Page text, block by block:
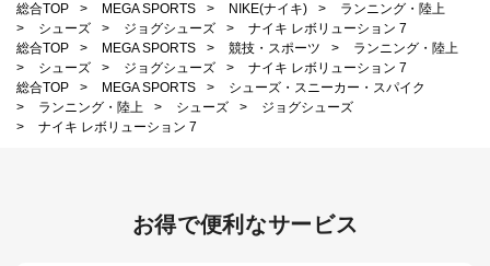
総合TOP > MEGA SPORTS > NIKE(ナイキ) >
ランニング・陸上
>
シューズ > ジョグシューズ >
ナイキ レボリューション 7
総合TOP
> MEGA SPORTS > 競技・スポーツ >
ランニング・陸上
>
シューズ > ジョグシューズ >
ナイキ レボリューション 7
総合TOP
> MEGA SPORTS >
シューズ・スニーカー・スパイク
>
ランニング・陸上 > シューズ >
ジョグシューズ
>
ナイキ レボリューション 7
お得で便利なサービス